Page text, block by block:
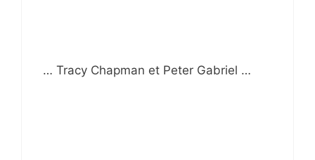
… Tracy Chapman et Peter Gabriel …